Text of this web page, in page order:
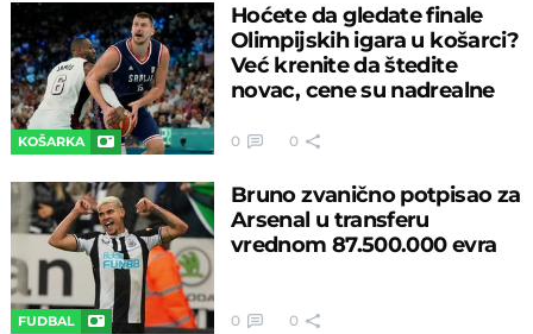
KOŠARKA
Hoćete da gledate finale
Olimpijskih igara u košarci?
Već krenite da štedite
novac, cene su nadrealne
0 0
FUDBAL
Bruno zvanično potpisao za
Arsenal u transferu
vrednom 87.500.000 evra
0 0